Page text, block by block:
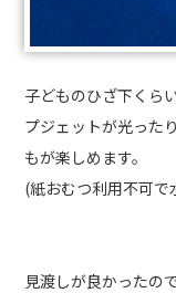
子どものひざ下くら
プジェットが光った
もが楽しめます。
(紙おむつ利用不可
見渡しが良かったの